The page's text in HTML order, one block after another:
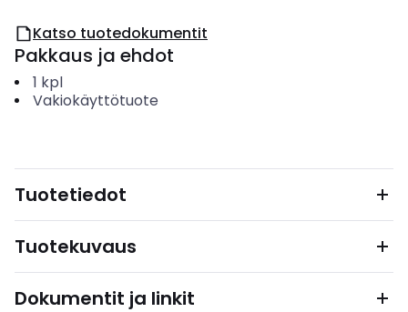
Katso tuotedokumentit
Pakkaus ja ehdot
1 kpl
Vakiokäyttötuote
Tuotetiedot
Tuotekuvaus
Dokumentit ja linkit